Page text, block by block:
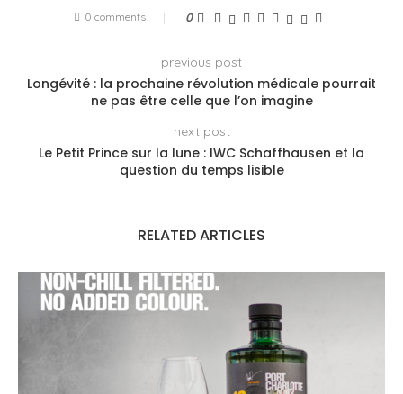
0 comments 0
previous post
Longévité : la prochaine révolution médicale pourrait
ne pas être celle que l’on imagine
next post
Le Petit Prince sur la lune : IWC Schaffhausen et la
question du temps lisible
RELATED ARTICLES